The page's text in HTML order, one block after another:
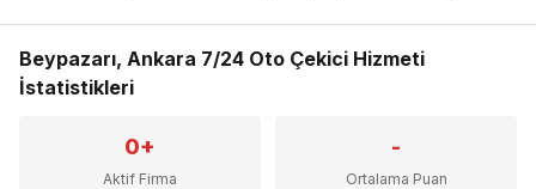
Beypazarı, Ankara 7/24 Oto Çekici Hizmeti
İstatistikleri
0+
Aktif Firma
-
Ortalama Puan